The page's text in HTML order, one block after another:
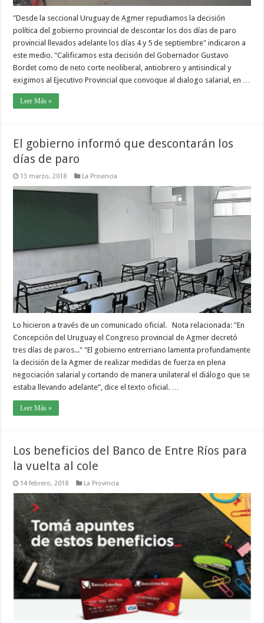
"Desde la seccional Uruguay de Agmer repudiamos la decisión
política del gobierno provincial de descontar los dos días de paro
provincial llevados adelante los días 4 y 5 de septiembre" indicaron a
este medio. "Calificamos esta decisión del Gobernador Gustavo
Bordet como de neto corte neoliberal, antiobrero y antisindical y
exigimos al Ejecutivo Provincial que convoque al dialogo salarial, en …
Leer Más »
El gobierno informó que descontarán los
días de paro
13 marzo, 2018 La Provincia
Lo hicieron a través de un comunicado oficial. Nota relacionada: "En
Concepción del Uruguay el Congreso provincial de Agmer decretó
tres días de paros..." "El gobierno entrerriano lamenta profundamente
la decisión de la Agmer de realizar medidas de fuerza en plena
negociación salarial y cortando de manera unilateral el diálogo que se
estaba llevando adelante”, dice el texto oficial. …
Leer Más »
Los beneficios del Banco de Entre Ríos para
la vuelta al cole
14 febrero, 2018 La Provincia